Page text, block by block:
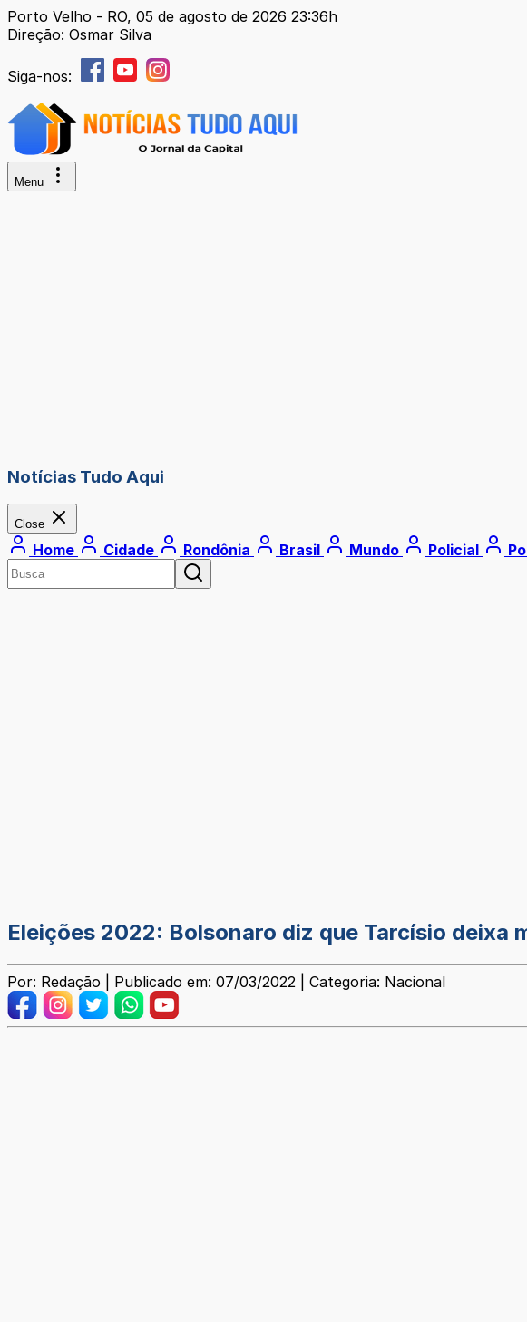
Porto Velho - RO, 05 de agosto de 2026 23:36h
Direção: Osmar Silva
Siga-nos:
Menu
Notícias Tudo Aqui
Close
Home Cidade Rondônia Brasil Mundo Policial
Eleições 2022: Bolsonaro diz que Tarcísio deixa
Por: Redação | Publicado em: 07/03/2022 | Categoria: Nacional